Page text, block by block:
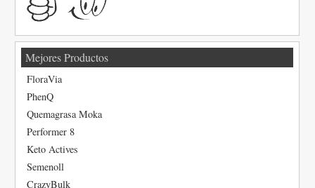
Mejores Productos
FloraVia
PhenQ
Quemagrasa Moka
Performer 8
Keto Actives
Semenoll
CrazyBulk